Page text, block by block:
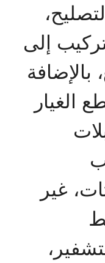
إلى
بالإضافة
الغيار
غير